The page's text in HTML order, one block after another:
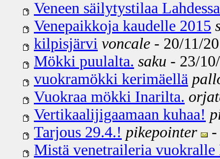
Veneen säilytystilaa Lahdessa
Venepaikkoja kaudelle 2015
kilpisjärvi voncale - 20/11/
Mökki puulalta. saku - 23/
vuokramökki kerimäellä
Vuokraa mökki Inarilta.
Vertikaalijigaamaan kuhaa!
Tarjous 29.4.! pikepointer
-
Mistä venetraileria